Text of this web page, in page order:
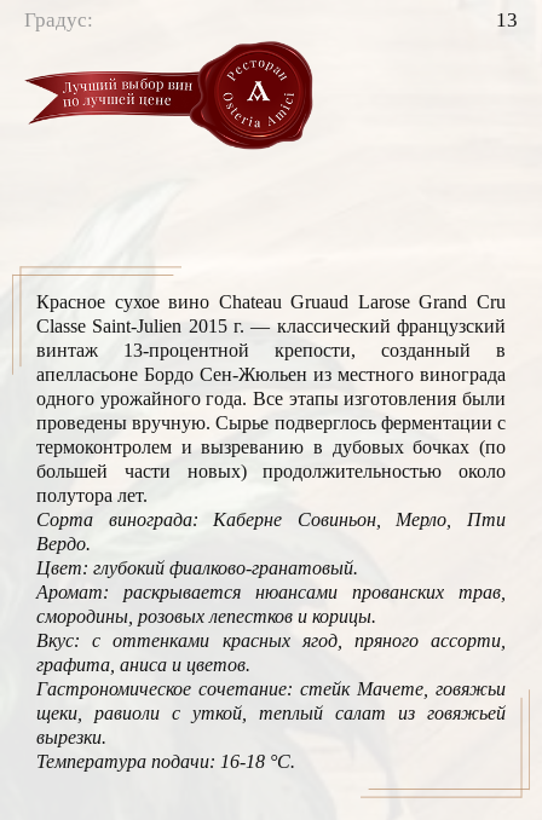
Градус:
13
Красное сухое вино Chateau Gruaud Larose Grand Cru
Classe Saint-Julien 2015 г. — классический французский
винтаж 13-процентной крепости, созданный в
апелласьоне Бордо Сен-Жюльен из местного винограда
одного урожайного года. Все этапы изготовления были
проведены вручную. Сырье подверглось ферментации с
термоконтролем и вызреванию в дубовых бочках (по
большей части новых) продолжительностью около
полутора лет.
Сорта винограда: Каберне Совиньон, Мерло, Пти
Вердо.
Цвет: глубокий фиалково-гранатовый.
Аромат: раскрывается нюансами прованских трав,
смородины, розовых лепестков и корицы.
Вкус: с оттенками красных ягод, пряного ассорти,
графита, аниса и цветов.
Гастрономическое сочетание: стейк Мачете, говяжьи
щеки, равиоли с уткой, теплый салат из говяжьей
вырезки.
Температура подачи: 16-18 °С.